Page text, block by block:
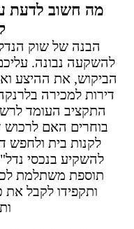
מה חשוב לדעת
הבנה של שוק
להשקעה נבונה.
הביקוש, את ההיצע
דירות למכירה
התקציב העומד
בוחרים האם לרכוש
לקנות בית ולחפש
להשקיע בנכסי
תוספת משתלמת
ותקפידו לקבל את